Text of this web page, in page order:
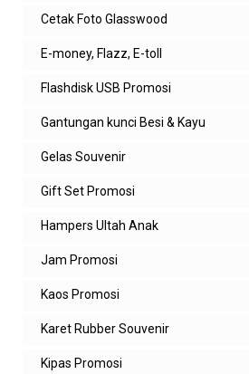
Cetak Foto Glasswood
E-money, Flazz, E-toll
Flashdisk USB Promosi
Gantungan kunci Besi & Kayu
Gelas Souvenir
Gift Set Promosi
Hampers Ultah Anak
Jam Promosi
Kaos Promosi
Karet Rubber Souvenir
Kipas Promosi